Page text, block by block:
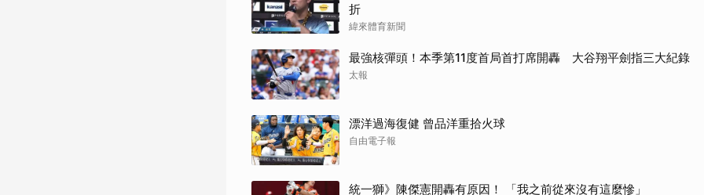
折
緯來體育新聞
最強核彈頭！本季第11度首局首打席開轟 大谷翔平劍指三大紀錄
太報
漂洋過海復健 曾品洋重拾火球
自由電子報
統一獅》陳傑憲開轟有原因！ 「我之前從來沒有這麼慘」
取消